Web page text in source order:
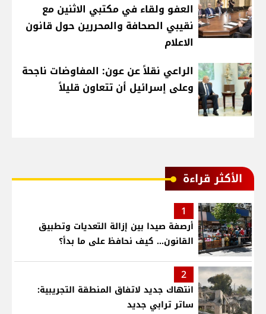
العفو ولقاء في مكتبي الاثنين مع
نقيبي الصحافة والمحررين حول قانون
الاعلام
الراعي نقلاً عن عون: المفاوضات ناجحة
وعلى إسرائيل أن تتعاون قليلاً
الأكثر قراءة
1
أرصفة صيدا بين إزالة التعديات وتطبيق
القانون... كيف نحافظ على ما بدأ؟
2
انتهاك جديد لاتفاق المنطقة التجريبية:
ساتر ترابي جديد